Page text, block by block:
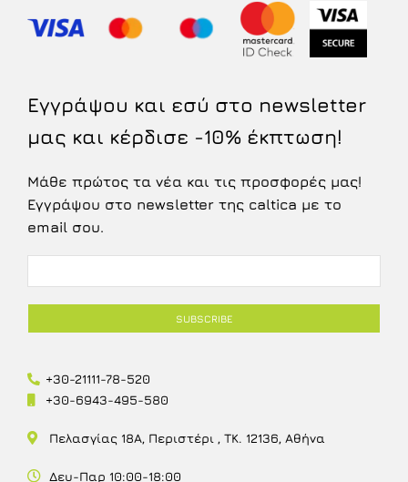
Εγγράψου και εσύ στο newsletter
μας και κέρδισε -10% έκπτωση!
Μάθε πρώτος τα νέα και τις προσφορές μας!
Εγγράψου στο newsletter της caltica με το
email σου.
+30-21111-78-520
+30-6943-495-580
Πελασγίας 18Α, Περιστέρι , ΤΚ. 12136, Αθήνα
Δευ-Παρ 10:00-18:00